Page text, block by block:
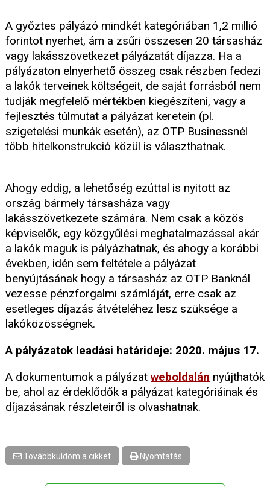
A győztes pályázó mindkét kategóriában 1,2 millió
forintot nyerhet, ám a zsűri összesen 20 társasház
vagy lakásszövetkezet pályázatát díjazza. Ha a
pályázaton elnyerhető összeg csak részben fedezi
a lakók terveinek költségeit, de saját forrásból nem
tudják megfelelő mértékben kiegészíteni, vagy a
fejlesztés túlmutat a pályázat keretein (pl.
szigetelési munkák esetén), az OTP Businessnél
több hitelkonstrukció közül is választhatnak.
Ahogy eddig, a lehetőség ezúttal is nyitott az
ország bármely társasháza vagy
lakásszövetkezete számára. Nem csak a közös
képviselők, egy közgyűlési meghatalmazással akár
a lakók maguk is pályázhatnak, és ahogy a korábbi
években, idén sem feltétele a pályázat
benyújtásának hogy a társasház az OTP Banknál
vezesse pénzforgalmi számláját, erre csak az
esetleges díjazás átvételéhez lesz szüksége a
lakóközösségnek.
A pályázatok leadási határideje: 2020. május 17.
A dokumentumok a pályázat weboldalán nyújthatók
be, ahol az érdeklődők a pályázat kategóriáinak és
díjazásának részleteiről is olvashatnak.
Továbbküldöm a cikket Nyomtatás